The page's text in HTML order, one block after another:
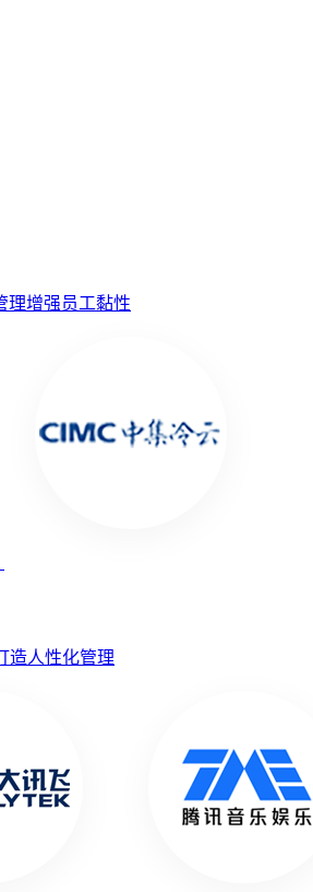
理增强员工黏性
造人性化管理